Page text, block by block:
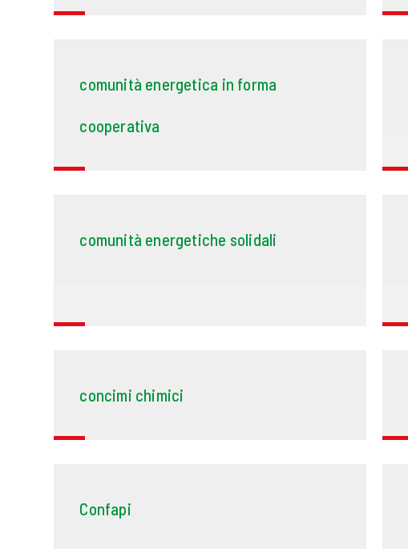
comunità energetica in forma
cooperativa
comunità energetiche solidali
concimi chimici
Confapi